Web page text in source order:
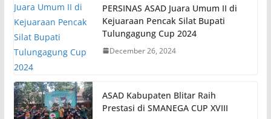
PERSINAS ASAD Juara Umum II di
Kejuaraan Pencak Silat Bupati
Tulungagung Cup 2024
December 26, 2024
ASAD Kabupaten Blitar Raih
Prestasi di SMANEGA CUP XVIII